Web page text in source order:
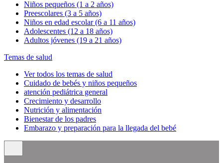
Niños pequeños (1 a 2 años)
Preescolares (3 a 5 años)
Niños en edad escolar (6 a 11 años)
Adolescentes (12 a 18 años)
Adultos jóvenes (19 a 21 años)
Temas de salud
Ver todos los temas de salud
Cuidado de bebés y niños pequeños
atención pediátrica general
Crecimiento y desarrollo
Nutrición y alimentación
Bienestar de los padres
Embarazo y preparación para la llegada del bebé